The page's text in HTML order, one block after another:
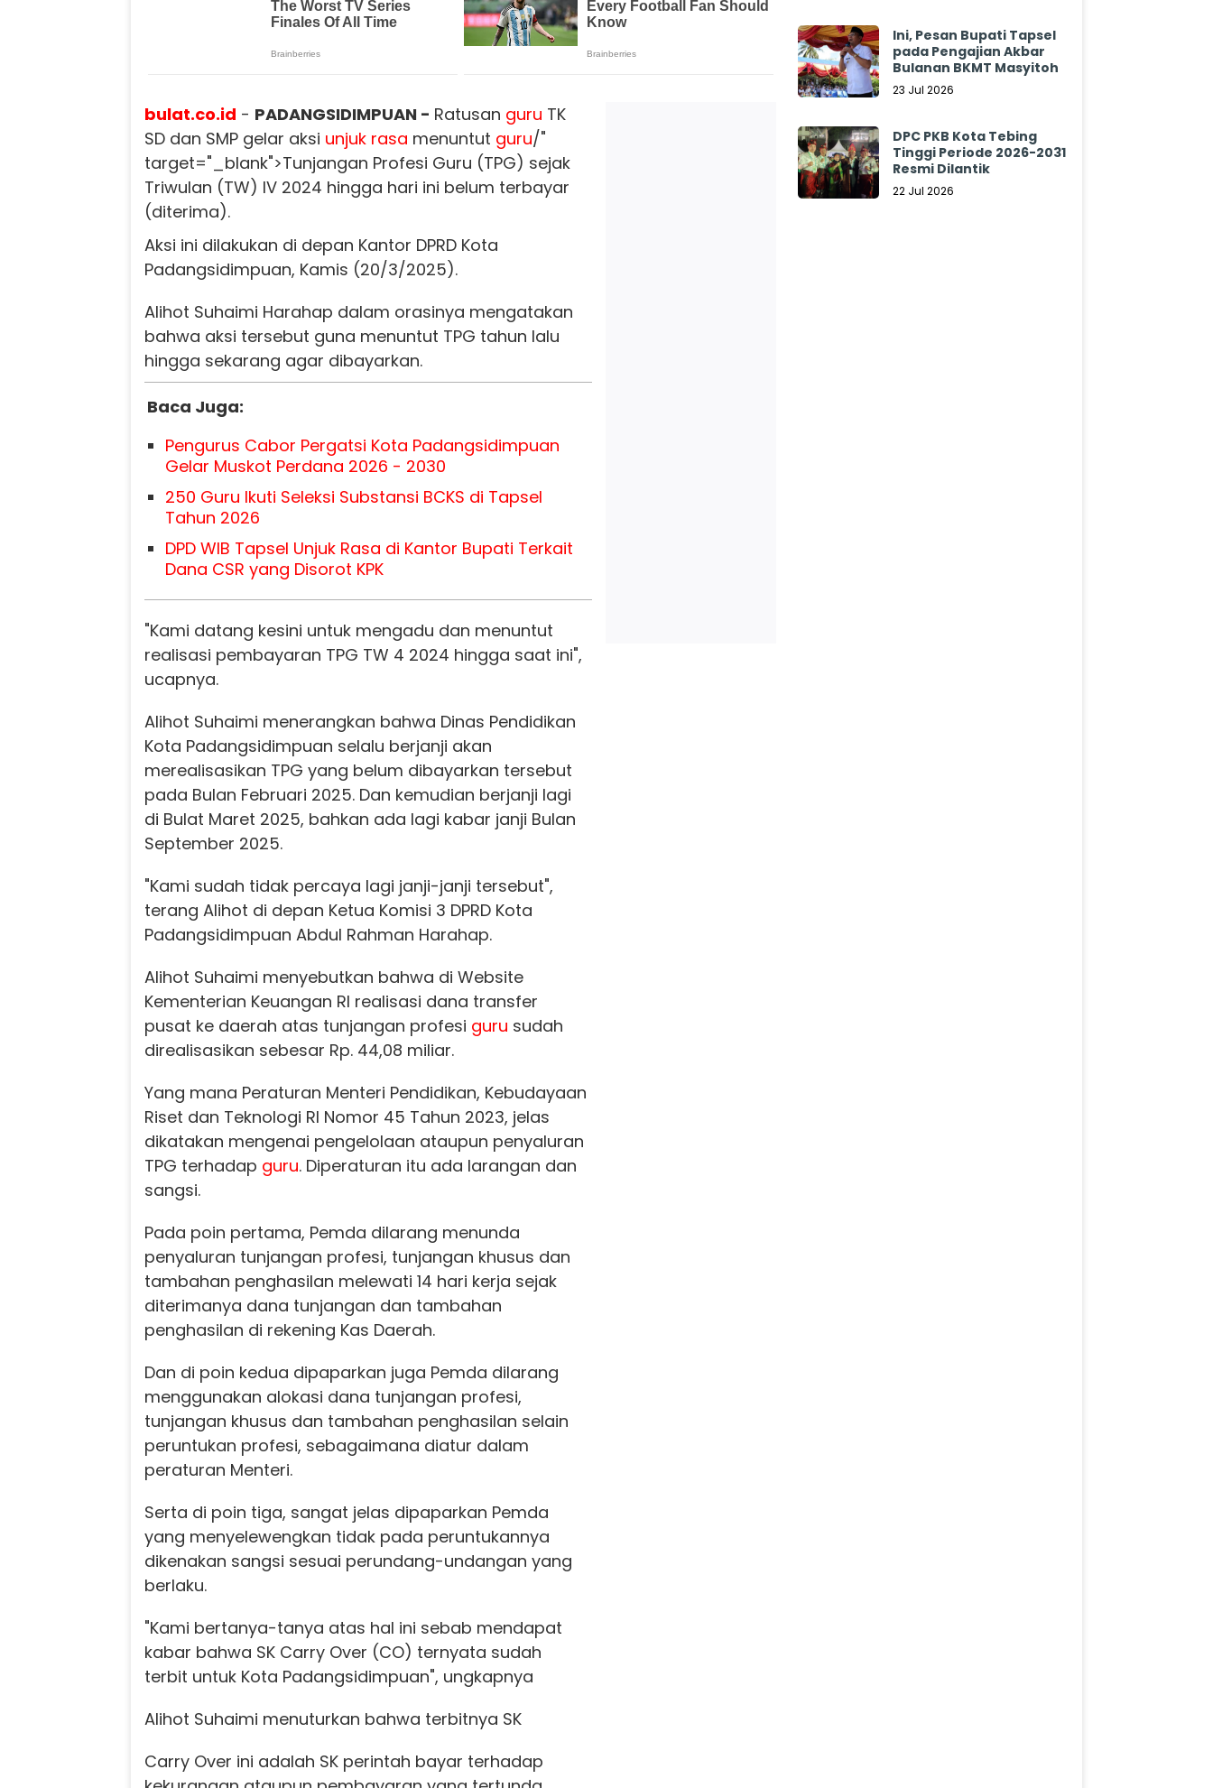
bulat.co.id - PADANGSIDIMPUAN - Ratusan guru TK
SD dan SMP gelar aksi unjuk rasa menuntut guru/"
target="_blank">Tunjangan Profesi Guru (TPG) sejak
Triwulan (TW) IV 2024 hingga hari ini belum terbayar
(diterima).
Aksi ini dilakukan di depan Kantor DPRD Kota
Padangsidimpuan, Kamis (20/3/2025).
Alihot Suhaimi Harahap dalam orasinya mengatakan
bahwa aksi tersebut guna menuntut TPG tahun lalu
hingga sekarang agar dibayarkan.
Baca Juga:
Pengurus Cabor Pergatsi Kota Padangsidimpuan
Gelar Muskot Perdana 2026 - 2030
250 Guru Ikuti Seleksi Substansi BCKS di Tapsel
Tahun 2026
DPD WIB Tapsel Unjuk Rasa di Kantor Bupati Terkait
Dana CSR yang Disorot KPK
"Kami datang kesini untuk mengadu dan menuntut
realisasi pembayaran TPG TW 4 2024 hingga saat ini",
ucapnya.
Alihot Suhaimi menerangkan bahwa Dinas Pendidikan
Kota Padangsidimpuan selalu berjanji akan
merealisasikan TPG yang belum dibayarkan tersebut
pada Bulan Februari 2025. Dan kemudian berjanji lagi
di Bulat Maret 2025, bahkan ada lagi kabar janji Bulan
September 2025.
"Kami sudah tidak percaya lagi janji-janji tersebut",
terang Alihot di depan Ketua Komisi 3 DPRD Kota
Padangsidimpuan Abdul Rahman Harahap.
Alihot Suhaimi menyebutkan bahwa di Website
Kementerian Keuangan RI realisasi dana transfer
pusat ke daerah atas tunjangan profesi guru sudah
direalisasikan sebesar Rp. 44,08 miliar.
Yang mana Peraturan Menteri Pendidikan, Kebudayaan
Riset dan Teknologi RI Nomor 45 Tahun 2023, jelas
dikatakan mengenai pengelolaan ataupun penyaluran
TPG terhadap guru. Diperaturan itu ada larangan dan
sangsi.
Pada poin pertama, Pemda dilarang menunda
penyaluran tunjangan profesi, tunjangan khusus dan
tambahan penghasilan melewati 14 hari kerja sejak
diterimanya dana tunjangan dan tambahan
penghasilan di rekening Kas Daerah.
Dan di poin kedua dipaparkan juga Pemda dilarang
menggunakan alokasi dana tunjangan profesi,
tunjangan khusus dan tambahan penghasilan selain
peruntukan profesi, sebagaimana diatur dalam
peraturan Menteri.
Serta di poin tiga, sangat jelas dipaparkan Pemda
yang menyelewengkan tidak pada peruntukannya
dikenakan sangsi sesuai perundang-undangan yang
berlaku.
"Kami bertanya-tanya atas hal ini sebab mendapat
kabar bahwa SK Carry Over (CO) ternyata sudah
terbit untuk Kota Padangsidimpuan", ungkapnya
Alihot Suhaimi menuturkan bahwa terbitnya SK
Carry Over ini adalah SK perintah bayar terhadap
Ini, Pesan Bupati Tapsel
pada Pengajian Akbar
Bulanan BKMT Masyitoh
23 Jul 2026
DPC PKB Kota Tebing
Tinggi Periode 2026-2031
Resmi Dilantik
22 Jul 2026